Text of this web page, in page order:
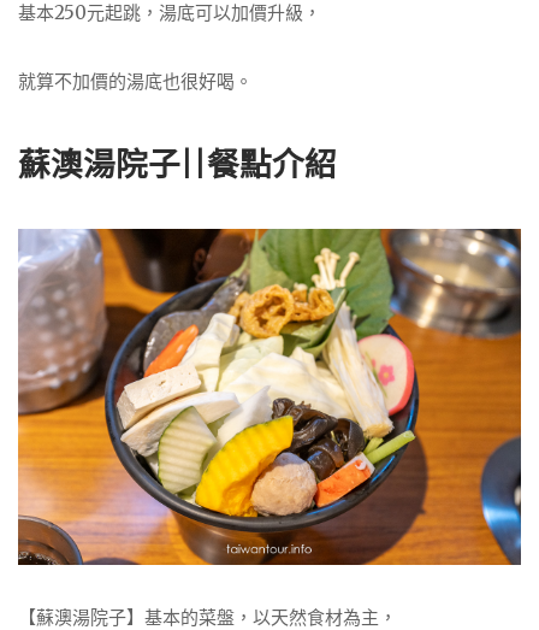
基本250元起跳，湯底可以加價升級，
就算不加價的湯底也很好喝。
蘇澳湯院子||餐點介紹
【蘇澳湯院子】基本的菜盤，以天然食材為主，